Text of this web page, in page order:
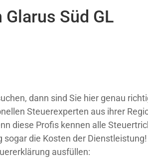
Süd GL
dann sind Sie hier genau
Steuerexperten aus ihrer
diese Profis kennen alle
die Kosten der
ausfüllen: